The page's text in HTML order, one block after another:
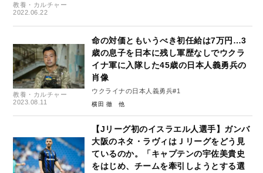
教養・カルチャー
2022.06.22
教養・カルチャー
2023.08.11
命の対価ともいうべき初任給は7万円…3
歳の息子を日本に残し軍歴なしでウクラ
イナ軍に入隊した45歳の日本人義勇兵の
肖像
ウクライナの日本人義勇兵#1
横田 徹
【Jリーグ初のイスラエル人選手】ガンバ
大阪のネタ・ラヴィはＪリーグをどう見
ているのか。「キャプテンの宇佐美貴史
をはじめ、チームを牽引しようとする選